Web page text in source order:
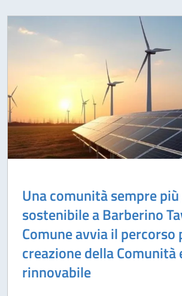
Una comunità sempre
sostenibile a Barberino
Comune avvia il percorso
creazione della
rinnovabile